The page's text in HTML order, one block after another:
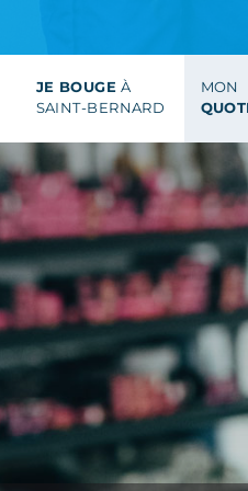
JE BOUGE À
SAINT-BERNARD
MON